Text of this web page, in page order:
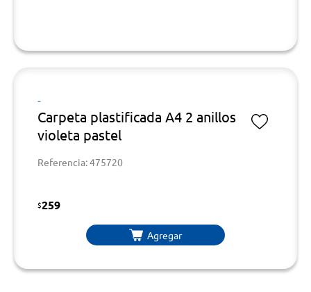
-
Carpeta plastificada A4 2 anillos
violeta pastel
Referencia: 475720
$259
Agregar